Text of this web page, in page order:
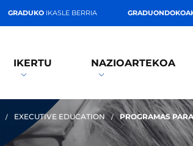
GRADUKO IKASLE BERRIA
IKERTU NAZIOARTEKOA
EXECUTIVE EDUCATION PROGRAMAS